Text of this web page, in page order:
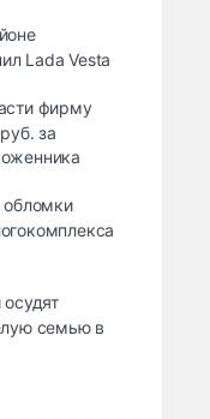
Lada Vesta
фирму
за
обломки
семью в